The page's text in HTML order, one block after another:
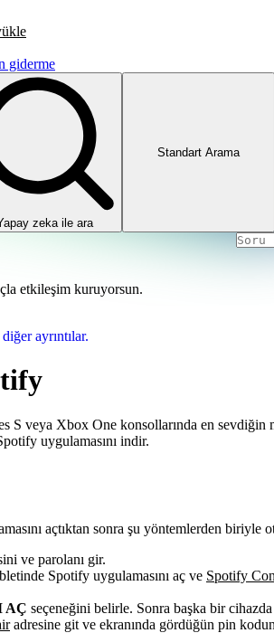
giderme
zeka ile ara
Standart Arama
etkileşim kuruyorsun.
ayrıntılar.
S veya Xbox One konsollarında en sevdiğin
uygulamasını indir.
açtıktan sonra şu yöntemlerden biriyle
ve parolanı gir.
Spotify uygulamasını aç ve Spotify
AÇ seçeneğini belirle. Sonra başka bir cihazda
adresine git ve ekranında gördüğün pin